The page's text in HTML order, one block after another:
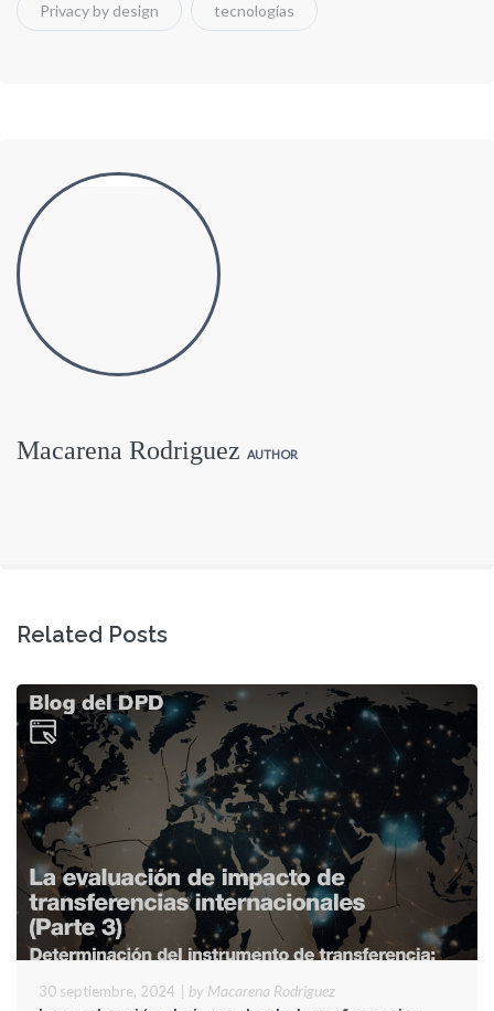
Privacy by design tecnologías
Macarena Rodriguez AUTHOR
Related Posts
30 septiembre, 2024 | by Macarena Rodriguez